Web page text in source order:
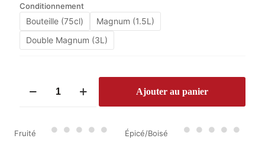
Conditionnement
Bouteille (75cl)
Magnum (1.5L)
Double Magnum (3L)
Ajouter au panier
Fruité Épicé/Boisé